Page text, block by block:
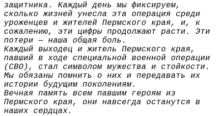
защитника. Каждый день мы фиксируем,
сколько жизней унесла эта операция среди
уроженцев и жителей Пермского края, и, к
сожалению, эти цифры продолжают расти. Эти
потери — наша общая боль.
Каждый выходец и житель Пермского края,
павший в ходе специальной военной операции
(СВО), стал символом мужества и стойкости.
Мы обязаны помнить о них и передавать их
истории будущим поколениям.
Вечная память всем павшим героям из
Пермского края, они навсегда останутся в
наших сердцах.